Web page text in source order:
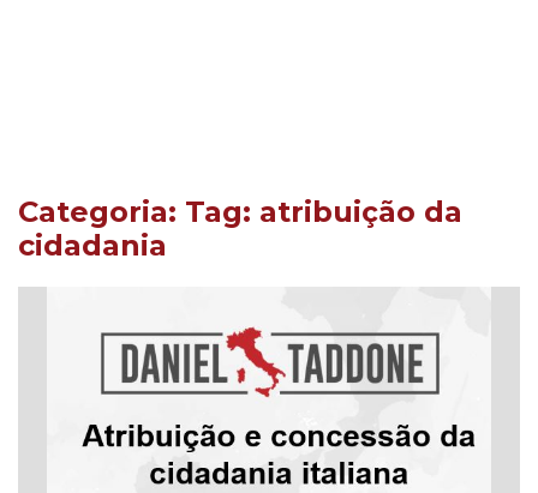
Categoria: Tag: atribuição da
cidadania